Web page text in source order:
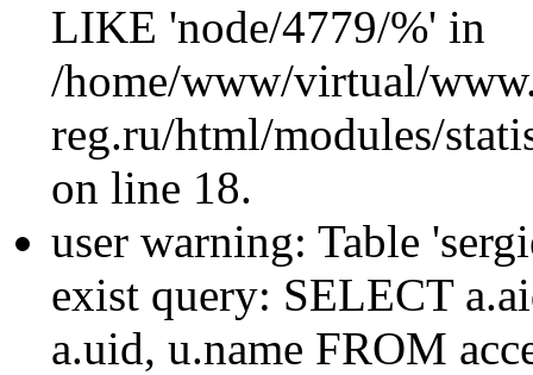
LIKE 'node/4779/%' in
/home/www/virtual/
reg.ru/html/modules/
on line 18.
user warning: Table
exist query: SELECT
a.uid, u.name FROM